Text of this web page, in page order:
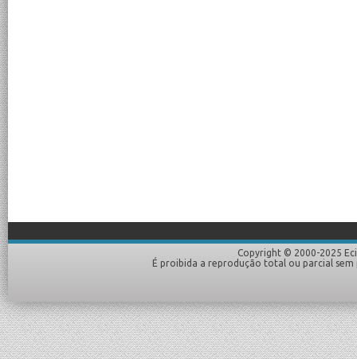
Copyright © 2000-2025
É proibida a reprodução total ou parcial